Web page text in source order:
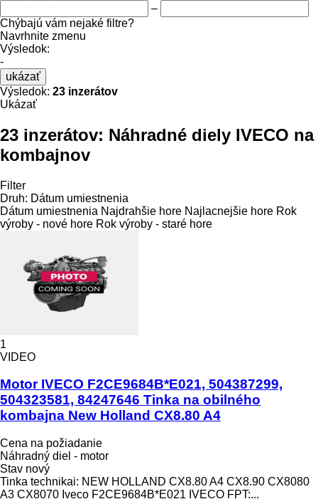
–
Chýbajú vám nejaké filtre?
Navrhnite zmenu
Výsledok:
-
ukázať
Výsledok: 23 inzerátov
Ukázať
23 inzerátov: Náhradné diely IVECO na
kombajnov
Filter
Druh: Dátum umiestnenia
Dátum umiestnenia Najdrahšie hore Najlacnejšie hore Rok
výroby - nové hore Rok výroby - staré hore
1
VIDEO
Motor IVECO F2CE9684B*E021, 504387299,
504323581, 84247646 Tinka na obilného
kombajna New Holland CX8.80 A4
Cena na požiadanie
Náhradný diel - motor
Stav nový
Tinka technikai: NEW HOLLAND CX8.80 A4 CX8.90 CX8080
A3 CX8070 Iveco F2CE9684B*E021 IVECO FPT:...